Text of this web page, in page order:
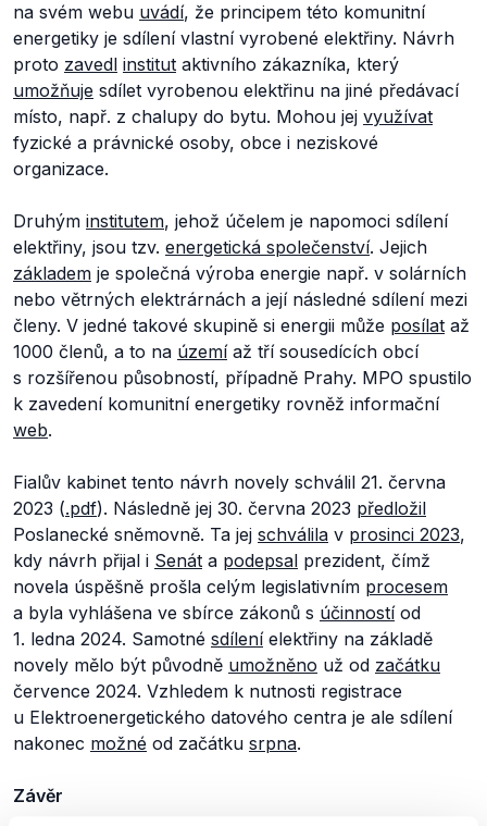
na svém webu uvádí, že principem této komunitní
energetiky je sdílení vlastní vyrobené elektřiny. Návrh
proto zavedl institut aktivního zákazníka, který
umožňuje sdílet vyrobenou elektřinu na jiné předávací
místo, např. z chalupy do bytu. Mohou jej využívat
fyzické a právnické osoby, obce i neziskové
organizace.
Druhým institutem, jehož účelem je napomoci sdílení
elektřiny, jsou tzv. energetická společenství. Jejich
základem je společná výroba energie např. v solárních
nebo větrných elektrárnách a její následné sdílení mezi
členy. V jedné takové skupině si energii může posílat až
1000 členů, a to na územíaž tří sousedících obcí
s rozšířenou působností, případně Prahy. MPO spustilo
k zavedení komunitní energetiky rovněž informační
web.
Fialův kabinet tento návrh novely schválil 21. června
2023 (.pdf). Následně jej 30. června 2023 předložil
Poslanecké sněmovně. Ta jej schválila v prosinci 2023,
kdy návrh přijal i Senát a podepsal prezident, čímž
novela úspěšně prošla celým legislativním procesem
a byla vyhlášena ve sbírce zákonů s účinnostíod
1. ledna 2024. Samotné sdíleníelektřiny na základě
novely mělo být původně umožněno už od začátku
července 2024. Vzhledem k nutnosti registrace
u Elektroenergetického datového centra je ale sdílení
nakonec možné od začátku srpna.
Závěr